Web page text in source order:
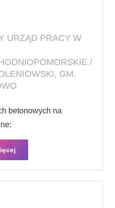
URZĄD PRACY W
/
GM.
betonowych na